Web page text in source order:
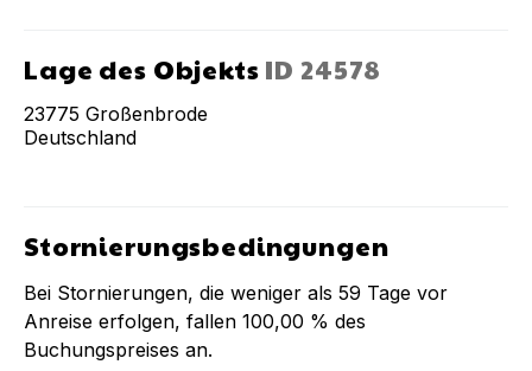
Lage des Objekts ID 24578
23775 Großenbrode
Deutschland
Stornierungsbedingungen
Bei Stornierungen, die weniger als 59 Tage vor
Anreise erfolgen, fallen 100,00 % des
Buchungspreises an.